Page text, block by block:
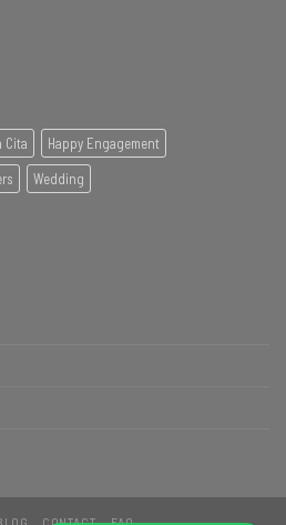
Cita
Happy Engagement
Wedding
CONTACT FAQ